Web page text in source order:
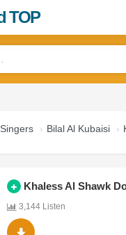
TOP
Singers Bilal Al Kubaisi
Khaless Al Shawk
3,144 Listen